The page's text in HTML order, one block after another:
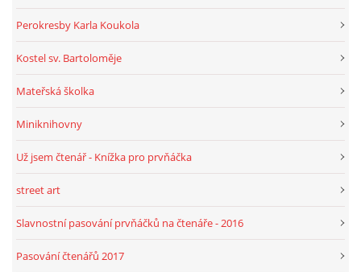
Perokresby Karla Koukola
Kostel sv. Bartoloměje
Mateřská školka
Miniknihovny
Už jsem čtenář - Knížka pro prvňáčka
street art
Slavnostní pasování prvňáčků na čtenáře - 2016
Pasování čtenářů 2017